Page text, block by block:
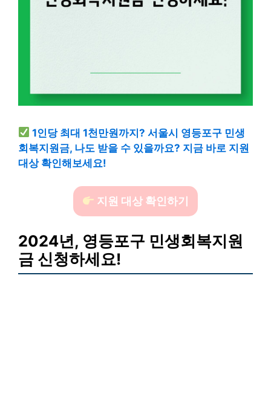
1인당 최대 1천만원까지? 서울시 영등포구 민생
회복지원금, 나도 받을 수 있을까요? 지금 바로 지원
대상 확인해보세요!
지원 대상 확인하기
2024년, 영등포구 민생회복지원
금 신청하세요!